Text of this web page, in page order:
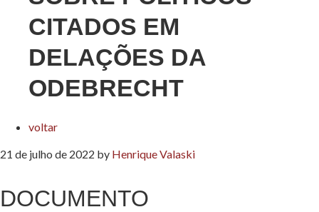
CITADOS EM
DELAÇÕES DA
ODEBRECHT
voltar
21 de julho de 2022 by Henrique Valaski
DOCUMENTO